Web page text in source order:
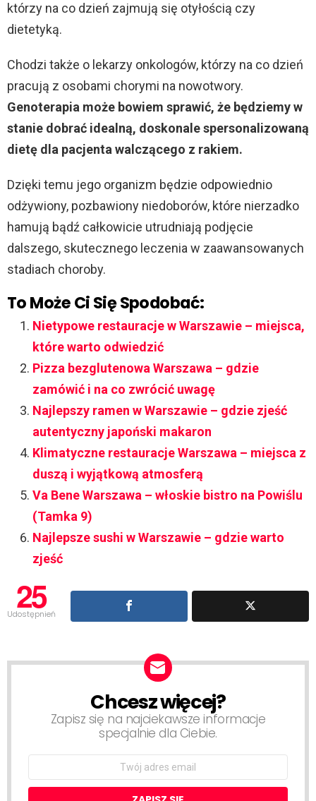
którzy na co dzień zajmują się otyłością czy
dietetyką.
Chodzi także o lekarzy onkologów, którzy na co dzień
pracują z osobami chorymi na nowotwory.
Genoterapia może bowiem sprawić, że będziemy w
stanie dobrać idealną, doskonale spersonalizowaną
dietę dla pacjenta walczącego z rakiem.
Dzięki temu jego organizm będzie odpowiednio
odżywiony, pozbawiony niedoborów, które nierzadko
hamują bądź całkowicie utrudniają podjęcie
dalszego, skutecznego leczenia w zaawansowanych
stadiach choroby.
To Może Ci Się Spodobać:
Nietypowe restauracje w Warszawie – miejsca,
które warto odwiedzić
Pizza bezglutenowa Warszawa – gdzie
zamówić i na co zwrócić uwagę
Najlepszy ramen w Warszawie – gdzie zjeść
autentyczny japoński makaron
Klimatyczne restauracje Warszawa – miejsca z
duszą i wyjątkową atmosferą
Va Bene Warszawa – włoskie bistro na Powiślu
(Tamka 9)
Najlepsze sushi w Warszawie – gdzie warto
zjeść
25
Udostępnień
NEWSLETTERChcesz więcej?
Zapisz się na najciekawsze informacje
specjalnie dla Ciebie.
Email